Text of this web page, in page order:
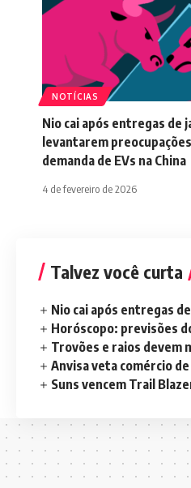
NOTÍCIAS
Nio cai após entregas de
levantarem
demanda de EVs na China
4 de fevereiro de 2026
Talvez você curta
Nio cai após entregas
Horóscopo: previsões
Trovões e raios devem
Anvisa veta comércio
Suns vencem Trail